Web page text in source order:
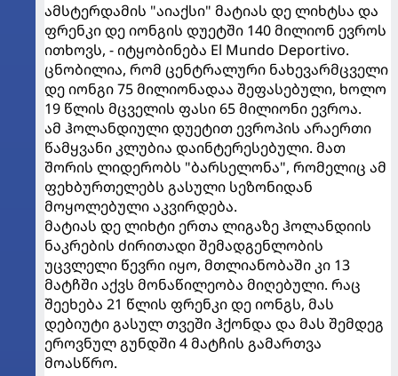
ამსტერდამის "აიაქსი" მატიას დე ლიხტსა და
ფრენკი დე იონგის დუეტში 140 მილიონ ევროს
ითხოვს, - იტყობინება El Mundo Deportivo.
ცნობილია, რომ ცენტრალური ნახევარმცველი
დე იონგი 75 მილიონადაა შეფასებული, ხოლო
19 წლის მცველის ფასი 65 მილიონი ევროა.
ამ ჰოლანდიული დუეტით ევროპის არაერთი
წამყვანი კლუბია დაინტერესებული. მათ
შორის ლიდერობს "ბარსელონა", რომელიც ამ
ფეხბურთელებს გასული სეზონიდან
მოყოლებული აკვირდება.
მატიას დე ლიხტი ერთა ლიგაზე ჰოლანდიის
ნაკრების ძირითადი შემადგენლობის
უცვლელი წევრი იყო, მთლიანობაში კი 13
მატჩში აქვს მონაწილეობა მიღებული. რაც
შეეხება 21 წლის ფრენკი დე იონგს, მას
დებიუტი გასულ თვეში ჰქონდა და მას შემდეგ
ეროვნულ გუნდში 4 მატჩის გამართვა
მოასწრო.